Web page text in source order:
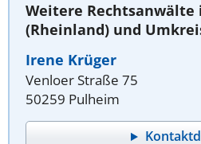
Weitere Rechtsanwälte
(Rheinland) und
Irene Krüger
Venloer Straße 75
50259 Pulheim